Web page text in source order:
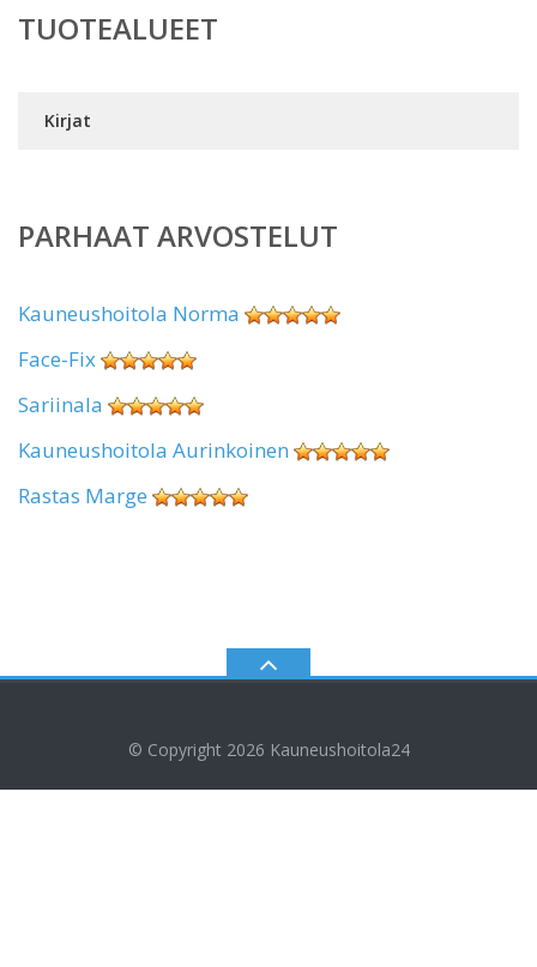
TUOTEALUEET
Kirjat
PARHAAT ARVOSTELUT
Kauneushoitola Norma
Face-Fix
Sariinala
Kauneushoitola Aurinkoinen
Rastas Marge
© Copyright 2026 Kauneushoitola24